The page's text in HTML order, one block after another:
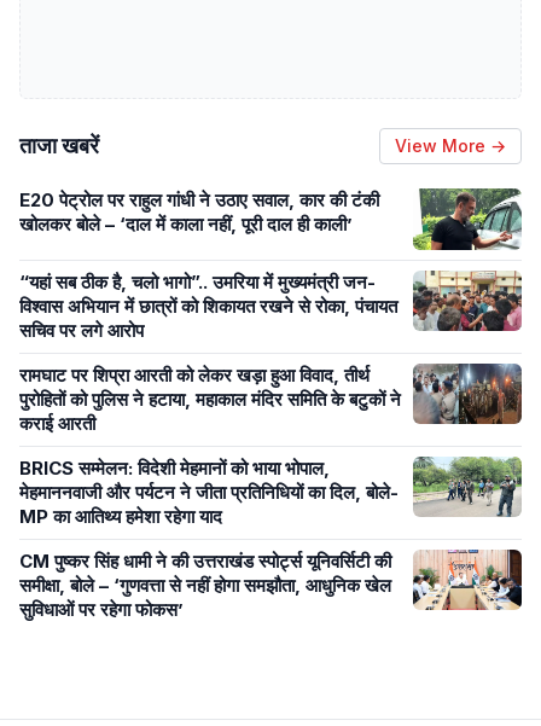
ताजा खबरें View More →
E20 पेट्रोल पर राहुल गांधी ने उठाए सवाल, कार की टंकी
खोलकर बोले – ‘दाल में काला नहीं, पूरी दाल ही काली’
“यहां सब ठीक है, चलो भागो”.. उमरिया में मुख्यमंत्री जन-
विश्वास अभियान में छात्रों को शिकायत रखने से रोका, पंचायत
सचिव पर लगे आरोप
रामघाट पर शिप्रा आरती को लेकर खड़ा हुआ विवाद, तीर्थ
पुरोहितों को पुलिस ने हटाया, महाकाल मंदिर समिति के बटुकों ने
कराई आरती
BRICS सम्मेलन: विदेशी मेहमानों को भाया भोपाल,
मेहमाननवाजी और पर्यटन ने जीता प्रतिनिधियों का दिल, बोले-
MP का आतिथ्य हमेशा रहेगा याद
CM पुष्कर सिंह धामी ने की उत्तराखंड स्पोर्ट्स यूनिवर्सिटी की
समीक्षा, बोले – ‘गुणवत्ता से नहीं होगा समझौता, आधुनिक खेल
सुविधाओं पर रहेगा फोकस’